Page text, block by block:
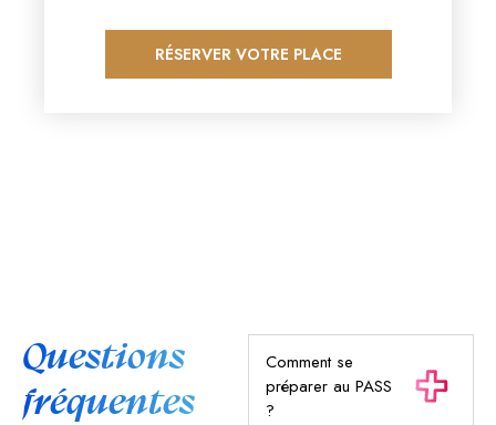
RÉSERVER VOTRE PLACE
Questions
fréquentes
Comment se
préparer au PASS
?